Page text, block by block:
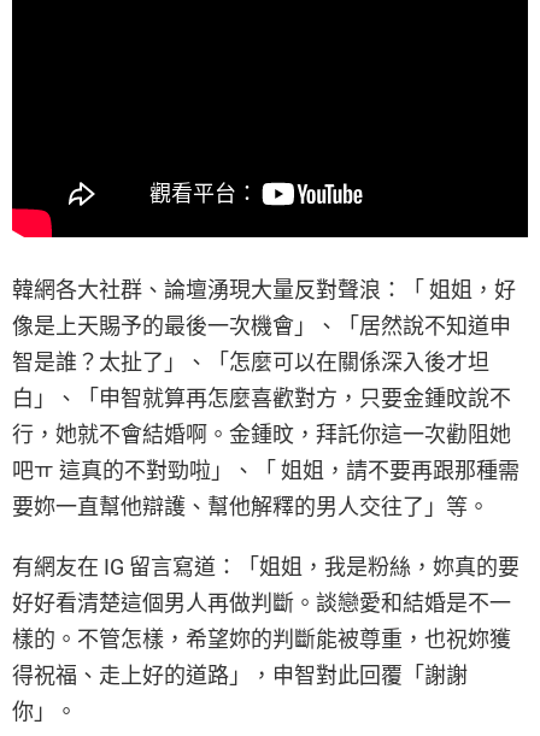
韓網各大社群、論壇湧現大量反對聲浪：「 姐姐，好
像是上天賜予的最後一次機會」、「居然說不知道申
智是誰？太扯了」、「怎麼可以在關係深入後才坦
白」、「申智就算再怎麼喜歡對方，只要金鍾旼說不
行，她就不會結婚啊。金鍾旼，拜託你這一次勸阻她
吧ㅠ 這真的不對勁啦」、「 姐姐，請不要再跟那種需
要妳一直幫他辯護、幫他解釋的男人交往了」等。
有網友在 IG 留言寫道：「姐姐，我是粉絲，妳真的要
好好看清楚這個男人再做判斷。談戀愛和結婚是不一
樣的。不管怎樣，希望妳的判斷能被尊重，也祝妳獲
得祝福、走上好的道路」，申智對此回覆「謝謝
你」。